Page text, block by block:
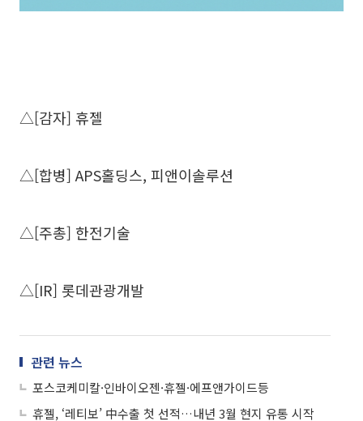
△[감자] 휴젤
△[합병] APS홀딩스, 피앤이솔루션
△[주총] 한전기술
△[IR] 롯데관광개발
관련 뉴스
포스코케미칼·인바이오젠·휴젤·에프앤가이드등
휴젤, ‘레티보’ 中수출 첫 선적…내년 3월 현지 유통 시작